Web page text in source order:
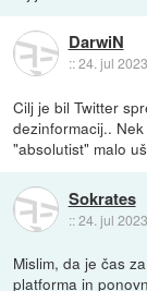
DarwiN
::24. jul
Cilj je bil Twitter
dezinformacij..
"absolutist" malo
Sokrates
::24. jul
Mislim, da je čas
platforma in